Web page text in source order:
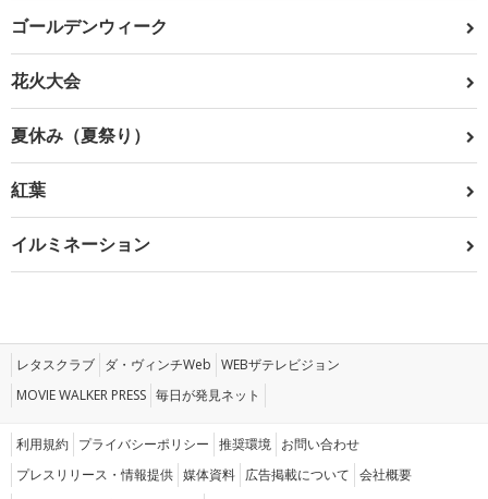
ゴールデンウィーク
花火大会
夏休み（夏祭り）
紅葉
イルミネーション
レタスクラブ ダ・ヴィンチWeb WEBザテレビジョン
MOVIE WALKER PRESS 毎日が発見ネット
利用規約 プライバシーポリシー 推奨環境 お問い合わせ
プレスリリース・情報提供 媒体資料 広告掲載について 会社概要